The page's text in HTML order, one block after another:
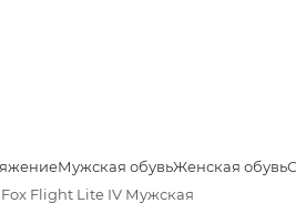
Мужская обувьЖенская обувь
Fox Flight Lite IV Мужская